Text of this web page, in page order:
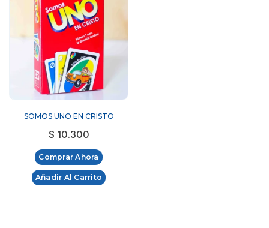
SOMOS UNO EN CRISTO
$ 10.300
Comprar Ahora
Añadir Al Carrito